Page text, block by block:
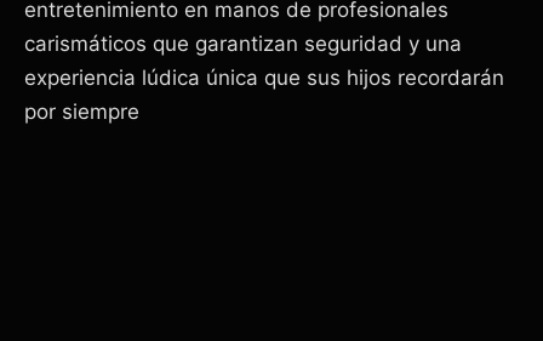
entretenimiento en manos de profesionales
carismáticos que garantizan seguridad y una
experiencia lúdica única que sus hijos recordarán
por siempre